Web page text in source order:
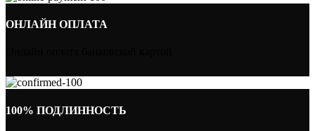
ОНЛАЙН ОПЛАТА
100% ПОДЛИННОСТЬ